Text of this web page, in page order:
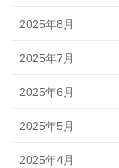
2025年8月
2025年7月
2025年6月
2025年5月
2025年4月